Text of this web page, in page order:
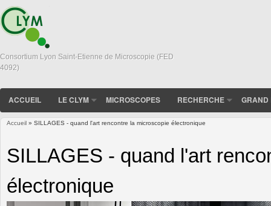
Consortium Lyon Saint-Etienne de Microscopie (FED
4092)
ACCUEIL LE CLYM MICROSCOPES RECHERCHE GRAND
Accueil » SILLAGES - quand l'art rencontre la microscopie électronique
SILLAGES - quand l'art
électronique